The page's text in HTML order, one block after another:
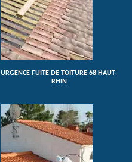
URGENCE FUITE DE TOITURE 68 HAUT-
RHIN